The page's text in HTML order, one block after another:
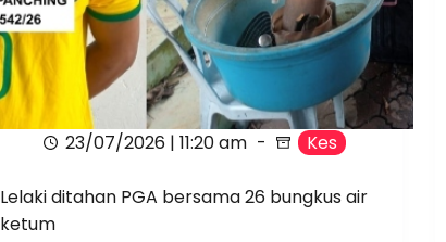
23/07/2026 | 11:20 am Kes
Lelaki ditahan PGA bersama 26 bungkus air
ketum